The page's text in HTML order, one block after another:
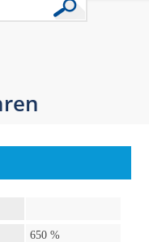
650 %